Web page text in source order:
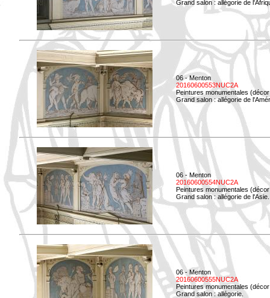
Grand salon : allégorie de
06 - Menton
20160600553NUC2A
Peintures monumentales
Grand salon : allégorie de
06 - Menton
20160600554NUC2A
Peintures monumentales
Grand salon : allégorie de l'Asie.
06 - Menton
20160600555NUC2A
Peintures monumentales
Grand salon : allégorie.